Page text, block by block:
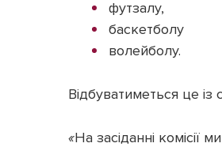
футзалу,
баскетболу
волейболу.
Відбуватиметься це із
«На засіданні комісії